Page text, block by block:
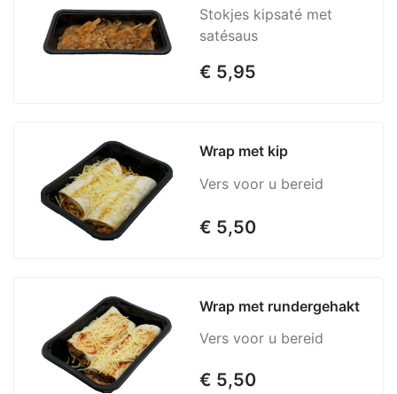
Stokjes kipsaté met
satésaus
€ 5,95
Wrap met kip
Vers voor u bereid
€ 5,50
Wrap met rundergehakt
Vers voor u bereid
€ 5,50